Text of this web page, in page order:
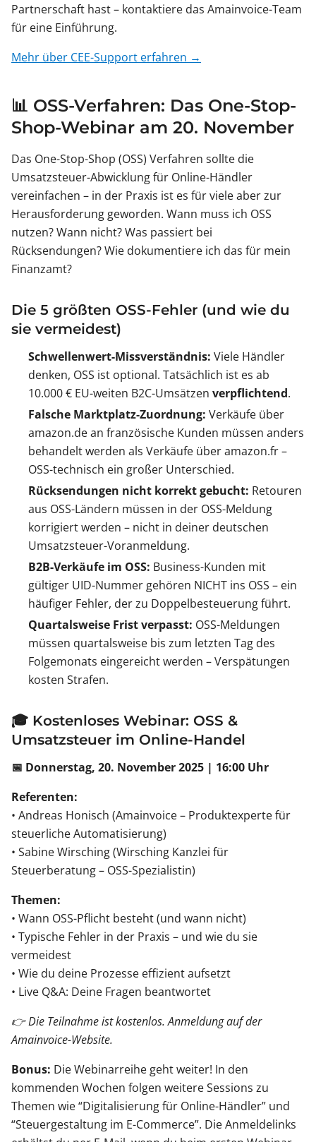
Partnerschaft hast – kontaktiere das Amainvoice-Team
für eine Einführung.
Mehr über CEE-Support erfahren →
📊 OSS-Verfahren: Das One-Stop-
Shop-Webinar am 20. November
Das One-Stop-Shop (OSS) Verfahren sollte die
Umsatzsteuer-Abwicklung für Online-Händler
vereinfachen – in der Praxis ist es für viele aber zur
Herausforderung geworden. Wann muss ich OSS
nutzen? Wann nicht? Was passiert bei
Rücksendungen? Wie dokumentiere ich das für mein
Finanzamt?
Die 5 größten OSS-Fehler (und wie du
sie vermeidest)
Schwellenwert-Missverständnis: Viele Händler
denken, OSS ist optional. Tatsächlich ist es ab
10.000 € EU-weiten B2C-Umsätzen verpflichtend.
Falsche Marktplatz-Zuordnung: Verkäufe über
amazon.de an französische Kunden müssen anders
behandelt werden als Verkäufe über amazon.fr –
OSS-technisch ein großer Unterschied.
Rücksendungen nicht korrekt gebucht: Retouren
aus OSS-Ländern müssen in der OSS-Meldung
korrigiert werden – nicht in deiner deutschen
Umsatzsteuer-Voranmeldung.
B2B-Verkäufe im OSS: Business-Kunden mit
gültiger UID-Nummer gehören NICHT ins OSS – ein
häufiger Fehler, der zu Doppelbesteuerung führt.
Quartalsweise Frist verpasst: OSS-Meldungen
müssen quartalsweise bis zum letzten Tag des
Folgemonats eingereicht werden – Verspätungen
kosten Strafen.
🎓 Kostenloses Webinar: OSS &
Umsatzsteuer im Online-Handel
📅 Donnerstag, 20. November 2025 | 16:00 Uhr
Referenten:
• Andreas Honisch (Amainvoice – Produktexperte für
steuerliche Automatisierung)
• Sabine Wirsching (Wirsching Kanzlei für
Steuerberatung – OSS-Spezialistin)
Themen:
• Wann OSS-Pflicht besteht (und wann nicht)
• Typische Fehler in der Praxis – und wie du sie
vermeidest
• Wie du deine Prozesse effizient aufsetzt
• Live Q&A: Deine Fragen beantwortet
👉 Die Teilnahme ist kostenlos. Anmeldung auf der
Amainvoice-Website.
Bonus: Die Webinarreihe geht weiter! In den
kommenden Wochen folgen weitere Sessions zu
Themen wie “Digitalisierung für Online-Händler” und
“Steuergestaltung im E-Commerce”. Die Anmeldelinks